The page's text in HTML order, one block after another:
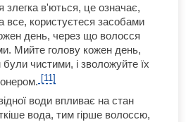
злегка в'ються, це означає,
користуєтеся засобами
день, через що волосся
Мийте голову кожен день,
чистими, і зволожуйте їх
[11]
води впливає на стан
вода, тим гірше волоссю,